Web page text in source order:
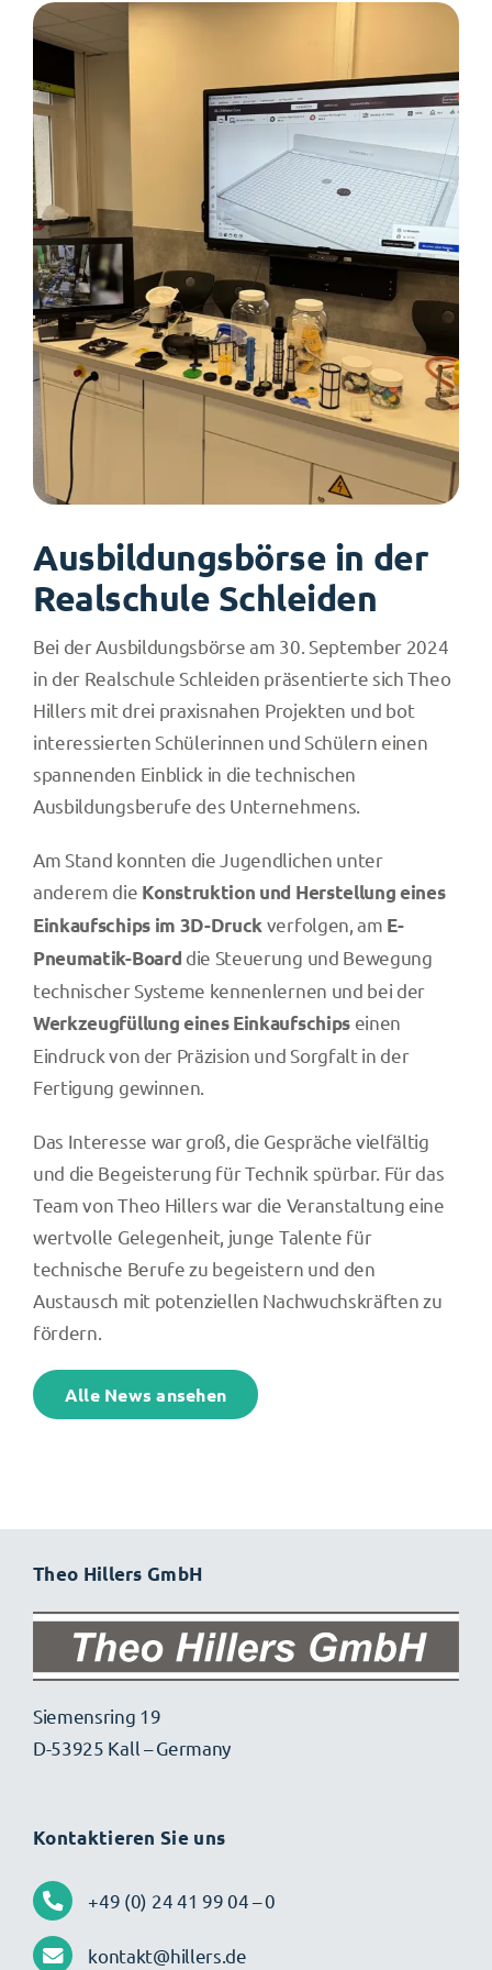
News
Kontakt
Ausbildungsbörse in der
Realschule Schleiden
Bei der Ausbildungsbörse am 30. September 2024
in der Realschule Schleiden präsentierte sich Theo
Hillers mit drei praxisnahen Projekten und bot
interessierten Schülerinnen und Schülern einen
spannenden Einblick in die technischen
Ausbildungsberufe des Unternehmens.
Am Stand konnten die Jugendlichen unter
anderem die Konstruktion und Herstellung eines
Einkaufschips im 3D-Druckverfolgen, am E-
Pneumatik-Board die Steuerung und Bewegung
technischer Systeme kennenlernen und bei der
Werkzeugfüllung eines Einkaufschipseinen
Eindruck von der Präzision und Sorgfalt in der
Fertigung gewinnen.
Das Interesse war groß, die Gespräche vielfältig
und die Begeisterung für Technik spürbar. Für das
Team von Theo Hillers war die Veranstaltung eine
wertvolle Gelegenheit, junge Talente für
technische Berufe zu begeistern und den
Austausch mit potenziellen Nachwuchskräften zu
fördern.
Alle News ansehen
Theo Hillers GmbH
Siemensring 19
D-53925 Kall – Germany
Kontaktieren Sie uns
+49 (0) 24 41 99 04 – 0
kontakt@hillers.de